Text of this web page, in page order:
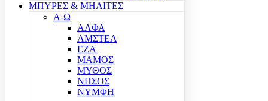
ΜΠΥΡΕΣ & ΜΗΛΙΤΕΣ
Α-Ω
ΑΛΦΑ
ΑΜΣΤΕΛ
ΕΖΑ
ΜΑΜΟΣ
ΜΥΘΟΣ
ΝΗΣΟΣ
ΝΥΜΦΗ